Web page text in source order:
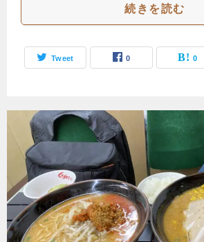
続きを読む
Tweet 0 0